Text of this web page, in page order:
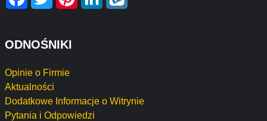
ODNOŚNIKI
Opinie o Firmie
Aktualności
Dodatkowe Informacje o Witrynie
Pytania i Odpowiedzi